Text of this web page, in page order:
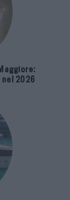
2026